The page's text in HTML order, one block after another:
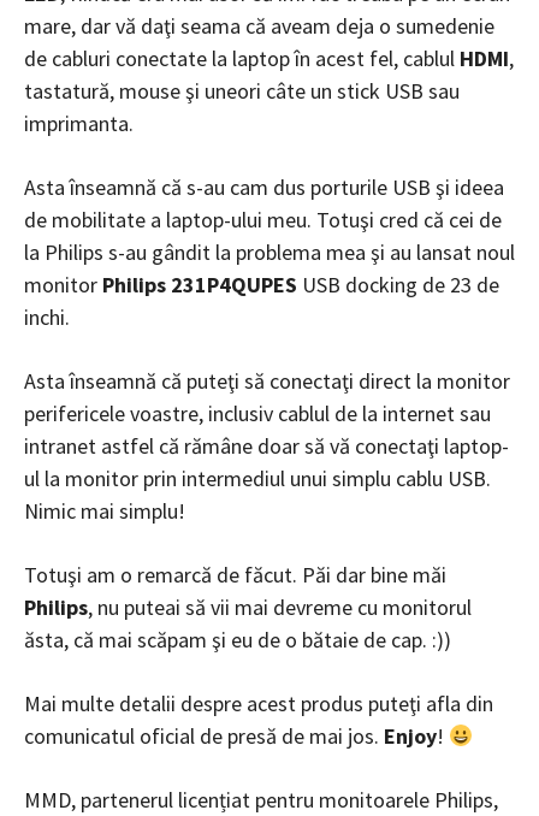
mare, dar vă daţi seama că aveam deja o sumedenie
de cabluri conectate la laptop în acest fel, cablul HDMI,
tastatură, mouse şi uneori câte un stick USB sau
imprimanta.
Asta înseamnă că s-au cam dus porturile USB şi ideea
de mobilitate a laptop-ului meu. Totuşi cred că cei de
la Philips s-au gândit la problema mea şi au lansat noul
monitor Philips 231P4QUPES USB docking de 23 de
inchi.
Asta înseamnă că puteţi să conectaţi direct la monitor
perifericele voastre, inclusiv cablul de la internet sau
intranet astfel că rămâne doar să vă conectaţi laptop-
ul la monitor prin intermediul unui simplu cablu USB.
Nimic mai simplu!
Totuşi am o remarcă de făcut. Păi dar bine măi
Philips, nu puteai să vii mai devreme cu monitorul
ăsta, că mai scăpam şi eu de o bătaie de cap. :))
Mai multe detalii despre acest produs puteţi afla din
comunicatul oficial de presă de mai jos. Enjoy!
MMD, partenerul licențiat pentru monitoarele Philips,